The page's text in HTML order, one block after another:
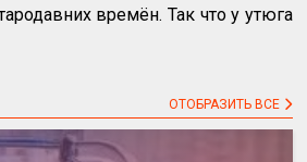
времён. Так что у утюга
ОТОБРАЗИТЬ ВСЕ